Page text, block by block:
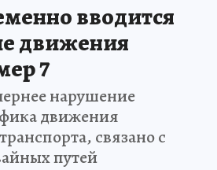
вводится
движения
7
нарушение
движения
связано с
путей